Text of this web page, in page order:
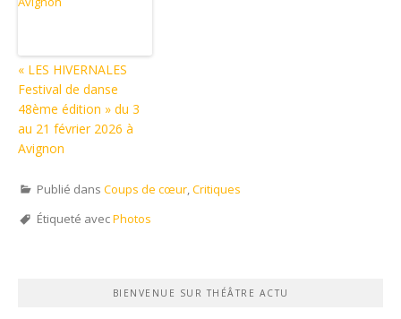
« LES HIVERNALES
Festival de danse
48ème édition » du 3
au 21 février 2026 à
Avignon
Publié dans Coups de cœur,Critiques
Étiqueté avecPhotos
BIENVENUE SUR THÉÂTRE ACTU